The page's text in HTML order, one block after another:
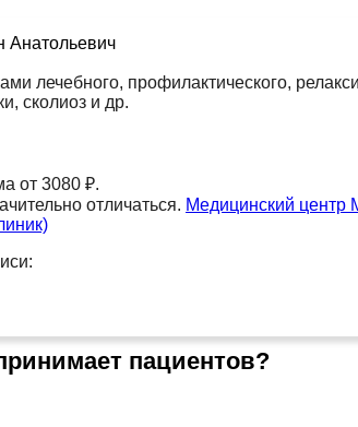
лечебного, профилактического,
сколиоз и др.
от 3080 ₽.
отличаться. Медицинский
пациентов?